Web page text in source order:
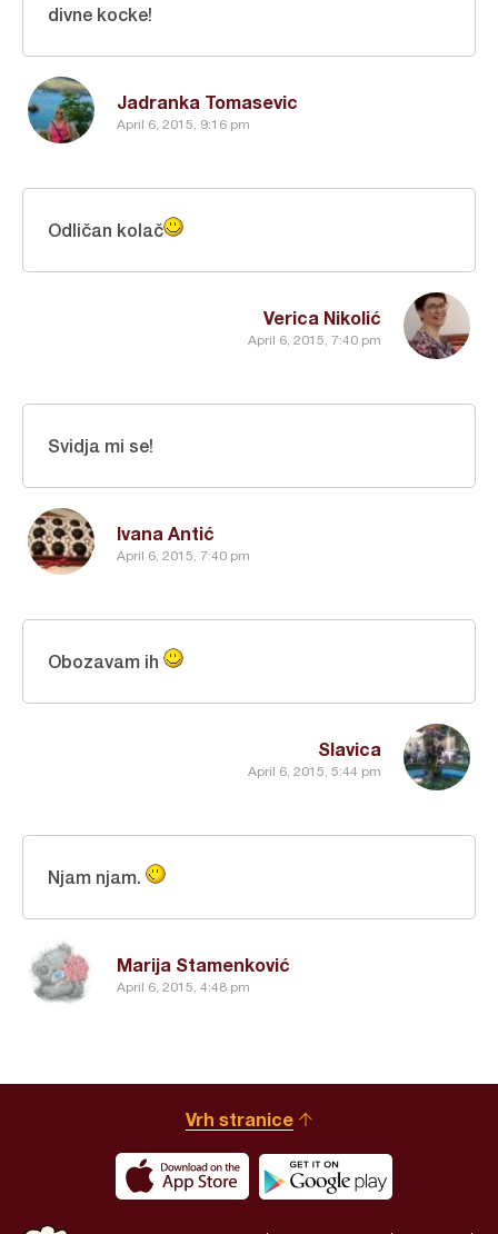
Jadranka Tomasevic
April 6, 2015, 9:16 pm
divne kocke!
Verica Nikolić
April 6, 2015, 7:40 pm
Odličan kolač
Ivana Antić
April 6, 2015, 7:40 pm
Svidja mi se!
Slavica
April 6, 2015, 5:44 pm
Obozavam ih
Marija Stamenković
April 6, 2015, 4:48 pm
Njam njam.
Vrh stranice